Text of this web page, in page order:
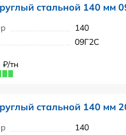
стальной 140 мм
140
09Г2С
₽/тн
стальной 140 мм
140